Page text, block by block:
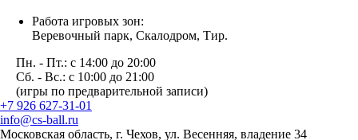
Работа игровых зон:
Веревочный парк, Скалодром, Тир.
Пн. - Пт.: с 14:00 до 20:00
Сб. - Вс.: с 10:00 до 21:00
(игры по предварительной записи)
+7 926 627-31-01
info@cs-ball.ru
Московская область, г. Чехов, ул. Весенняя, владение 34